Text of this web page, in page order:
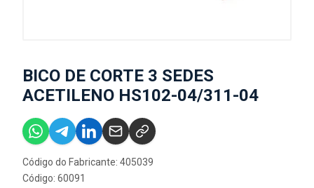
BICO DE CORTE 3 SEDES
ACETILENO HS102-04/311-04
Código do Fabricante: 405039
Código: 60091